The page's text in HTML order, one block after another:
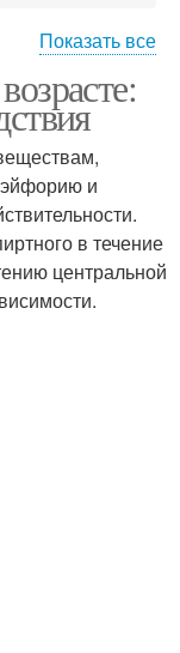
условиях
мужчина
Показать все
и
в течение
центральной